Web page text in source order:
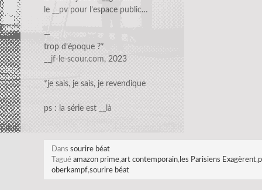
le
__pv pour l’espace public…
—
trop d’époque ?*
__jf-le-scour.com, 2023
*je sais, je sais, je revendique
ps : la série est __là
Dans sourire béat
Tagué amazon prime,art contemporain,les Parisiens Exagèrent,
oberkampf,sourire béat